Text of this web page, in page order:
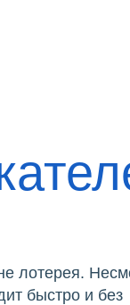
лотерея.
быстро и без